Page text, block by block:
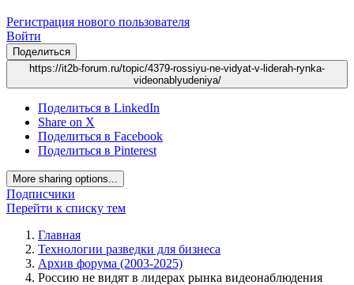
Регистрация нового пользователя
Войти
Поделиться
https://it2b-forum.ru/topic/4379-rossiyu-ne-vidyat-v-liderah-rynka-
videonablyudeniya/
Поделиться в LinkedIn
Share on X
Поделиться в Facebook
Поделиться в Pinterest
More sharing options...
Подписчики
Перейти к списку тем
Главная
Технологии разведки для бизнеса
Архив форума (2003-2025)
Россию не видят в лидерах рынка видеонаблюдения